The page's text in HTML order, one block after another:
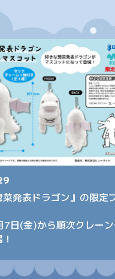
菜発表ドラゴン』の限定
日(金)から順次クレー